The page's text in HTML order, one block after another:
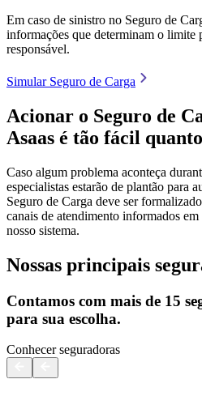
Em caso de sinistro no Seguro de
informações que determinam o limite
responsável.
Simular Seguro de Carga
Acionar o Seguro de
Asaas é tão fácil
Caso algum problema aconteça
especialistas estarão de plantão para
Seguro de Carga deve ser
canais de atendimento informados
nosso sistema.
Nossas principais
Contamos com mais de 15
para sua escolha.
Conhecer seguradoras